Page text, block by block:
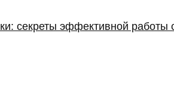
секреты эффективной работы